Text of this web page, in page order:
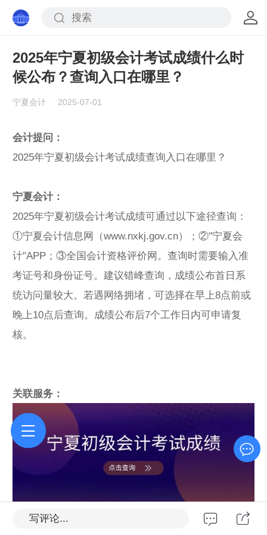
2025年宁夏初级会计考试成绩什么时
候公布？查询入口在哪里？
宁夏会计 2025-07-01
会计提问：
2025年宁夏初级会计考试成绩查询入口在哪里？
宁夏会计：
2025年宁夏初级会计考试成绩可通过以下途径查询：
①宁夏会计信息网（www.nxkj.gov.cn）；②"宁夏会
计"APP；③全国会计资格评价网。查询时需要输入准
考证号和身份证号。建议错峰查询，成绩公布首日系
统访问量较大。若遇网络拥堵，可选择在早上8点前或
晚上10点后查询。成绩公布后7个工作日内可申请复
核。
关联服务：
写评论...